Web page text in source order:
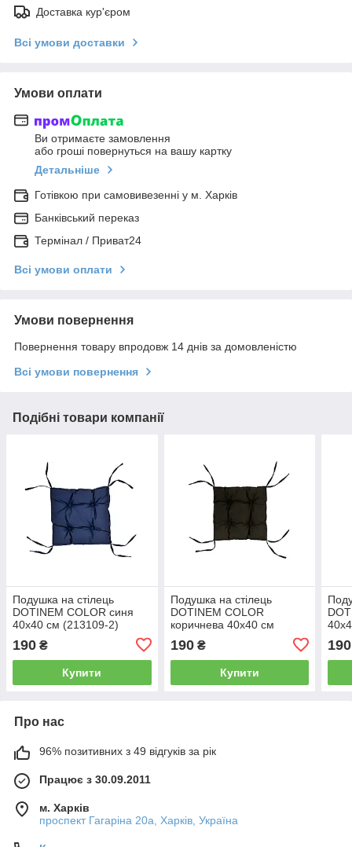
Доставка кур'єром
Всі умови доставки
Умови оплати
Ви отримаєте замовлення
або гроші повернуться на вашу картку
Детальніше
Готівкою при самовивезенні у м. Харків
Банківський переказ
Термінал / Приват24
Всі умови оплати
Умови повернення
Повернення товару впродовж 14 днів за домовленістю
Всі умови повернення
Подібні товари компанії
Подушка на стілець
DOTINEM COLOR синя
40х40 см (213109-2)
190 ₴
Купити
Подушка на стілець
DOTINEM COLOR
коричнева 40х40 см
190₴
Купити
190
Про нас
96% позитивних з 49 відгуків за рік
Працює з 30.09.2011
м. Харків
проспект Гагаріна 20а, Харків, Україна